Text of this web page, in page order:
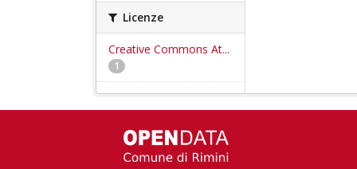
Licenze
Creative Commons At...
1